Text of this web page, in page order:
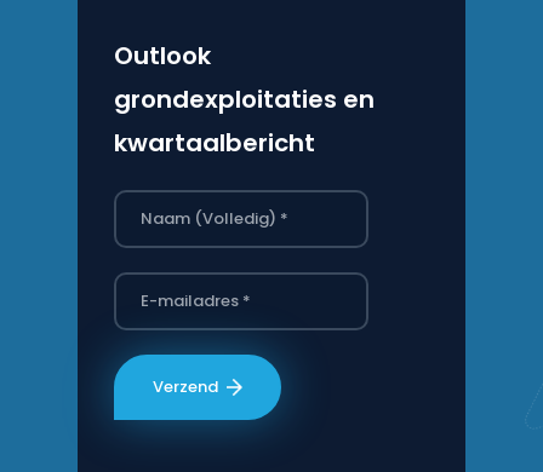
Outlook
grondexploitaties en
kwartaalbericht